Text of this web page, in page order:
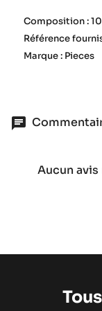
Composition :
Référence
Marque : Pieces
Aucun